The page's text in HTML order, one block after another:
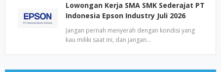
Lowongan Kerja SMA SMK Sederajat PT
Indonesia Epson Industry Juli 2026
Jangan pernah menyerah dengan kondisi yang
kau miliki saat ini, dan jangan…